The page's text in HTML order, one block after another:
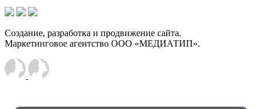
Создание, разработка и продвижение сайта.
Маркетинговое агентство ООО «МЕДИАТИП».